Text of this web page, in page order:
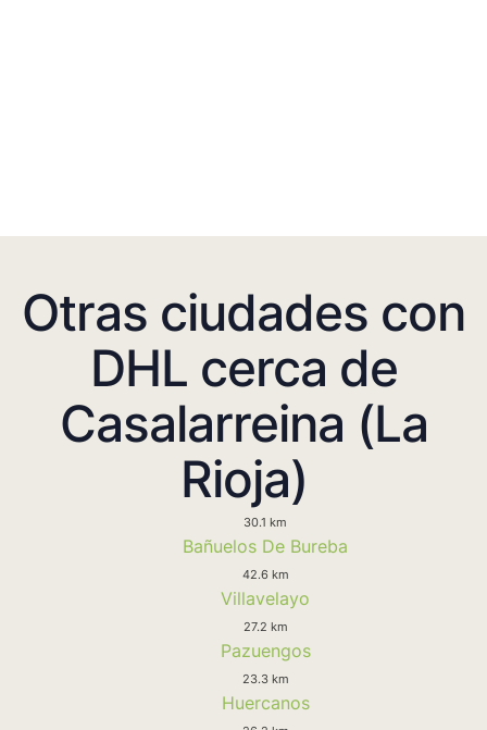
Otras ciudades con
DHL cerca de
Casalarreina (La
Rioja)
30.1 km
Bañuelos De Bureba
42.6 km
Villavelayo
27.2 km
Pazuengos
23.3 km
Huercanos